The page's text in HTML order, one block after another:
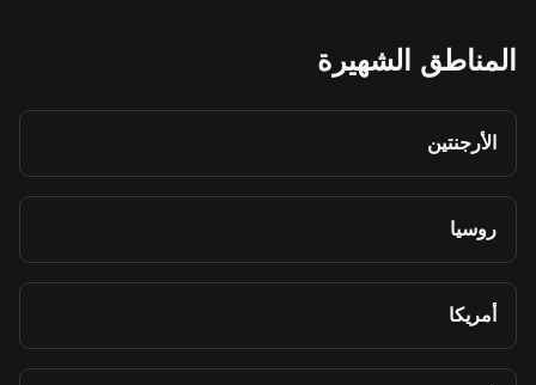
المناطق الشهيرة
الأرجنتين
روسيا
أمريكا